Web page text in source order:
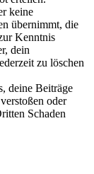
keine
übernimmt, die
Kenntnis
dein
zu löschen
deine Beiträge
oder
Schaden